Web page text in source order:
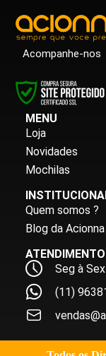
Acompanhe-nos
MENU
Loja
Novidades
Mochilas
Quem somos ?
Blog da Acionna
Seg à
(11)